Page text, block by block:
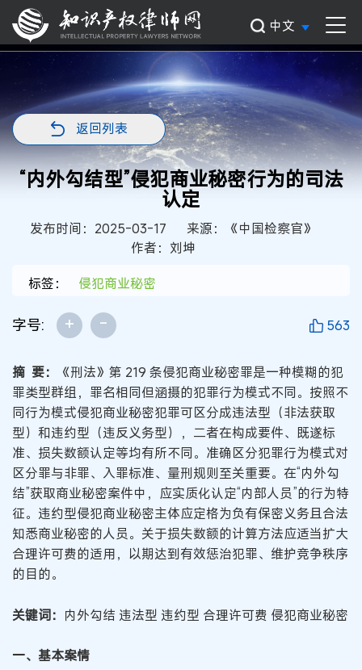
中文
返回列表
“内外勾结型”侵犯商业秘密行为的司法
认定
发布时间：2025-03-17
来源：《中国检察官》
作者：刘坤
标签：
侵犯商业秘密
字号: + - 563
摘 要：
《刑法》第 219 条侵犯商业秘密罪是一种模糊的犯
罪类型群组，罪名相同但涵摄的犯罪行为模式不同。按照不
同行为模式侵犯商业秘密犯罪可区分成违法型（非法获取
型）和违约型（违反义务型），二者在构成要件、既遂标
准、损失数额认定等均有所不同。准确区分犯罪行为模式对
区分罪与非罪、入罪标准、量刑规则至关重要。在“内外勾
结”获取商业秘密案件中，应实质化认定“内部人员”的行为特
征。违约型侵犯商业秘密主体应定格为负有保密义务且合法
知悉商业秘密的人员。关于损失数额的计算方法应适当扩大
合理许可费的适用，以期达到有效惩治犯罪、维护竞争秩序
的目的。
关键词： 内外勾结 违法型 违约型 合理许可费 侵犯商业秘密
一、基本案情